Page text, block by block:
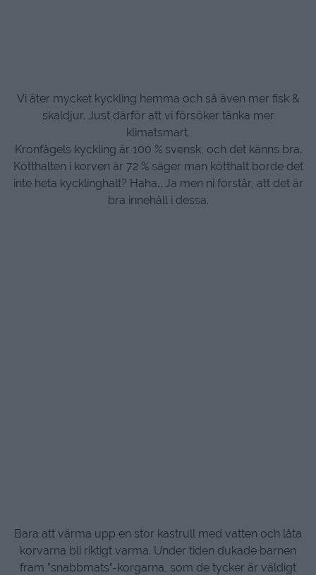
Vi äter mycket kyckling hemma och så även mer fisk &
skaldjur. Just därför att vi försöker tänka mer
klimatsmart.
Kronfågels kyckling är 100 % svensk, och det känns bra.
Kötthalten i korven är 72 % säger man kötthalt borde det
inte heta kycklinghalt? Haha… Ja men ni förstår, att det är
bra innehåll i dessa.
Bara att värma upp en stor kastrull med vatten och låta
korvarna bli riktigt varma. Under tiden dukade barnen
fram ”snabbmats”-korgarna, som de tycker är väldigt